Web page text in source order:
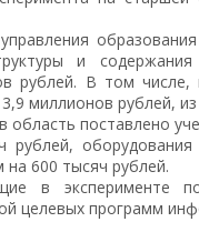
и
рублей. В том
миллионов рублей,
область поставлено
рублей,
600 тысяч рублей.
в эксперименте
целевых программ